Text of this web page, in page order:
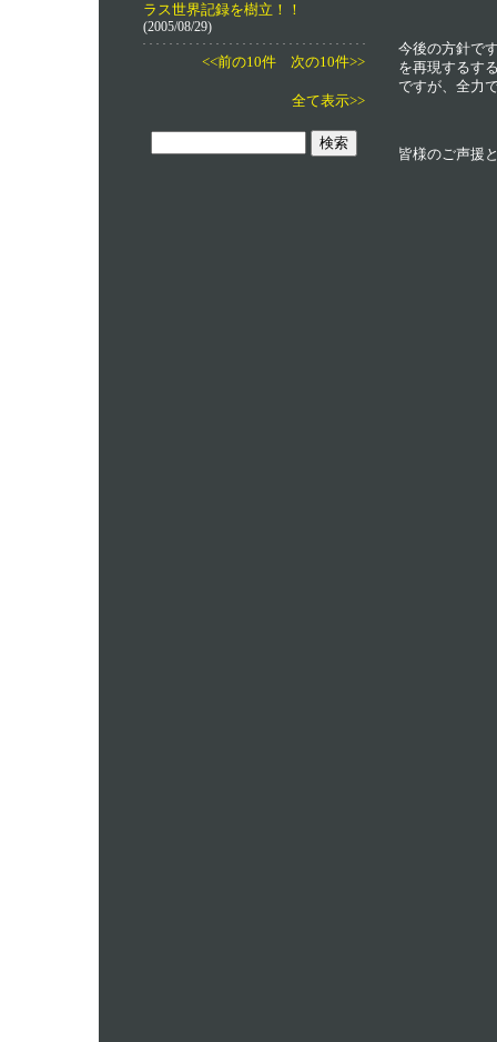
ラス世界記録を樹立！！
(2005/08/29)
<<前の10件 次の10件>>
全て表示>>
今後の方針で
を再現するす
ですが、全力
皆様のご声援